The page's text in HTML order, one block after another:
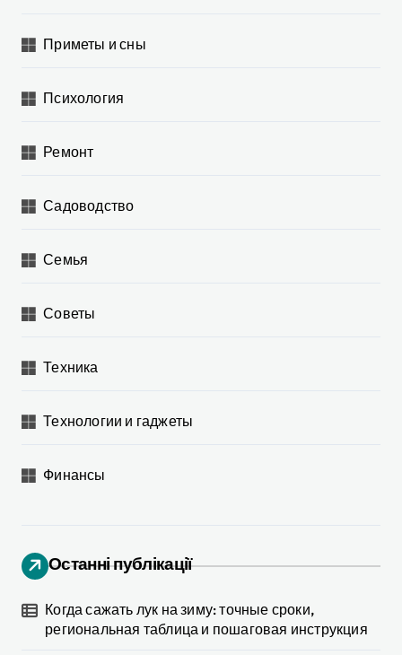
Приметы и сны
Психология
Ремонт
Садоводство
Семья
Советы
Техника
Технологии и гаджеты
Финансы
Останні публікації
Когда сажать лук на зиму: точные сроки,
региональная таблица и пошаговая инструкция